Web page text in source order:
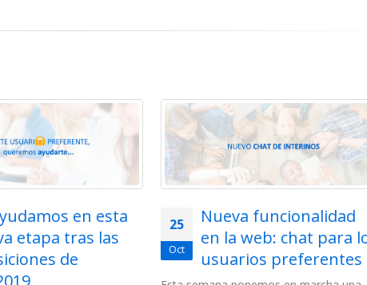
Nueva funcionalidad
en la web: chat para los
usuarios preferentes
23
Oct
Proyecto PAula
Una experiencia
educativa y social
leer más